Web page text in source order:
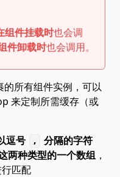
组件挂载时也会调
件卸载时也会调用。
所有组件实例，可以
来定制所需缓存（或
逗号 ,
分隔的字符
两种类型的一个数组 ，
匹配